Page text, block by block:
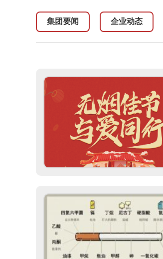
集团要闻 企业动态